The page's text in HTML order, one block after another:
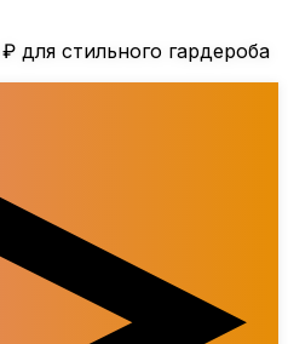
для стильного гардероба